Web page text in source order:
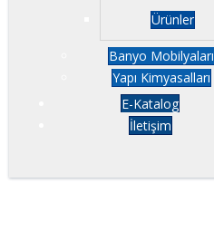
Ürünler
Banyo Mobilyaları
Yapı Kimyasalları
E-Katalog
İletişim